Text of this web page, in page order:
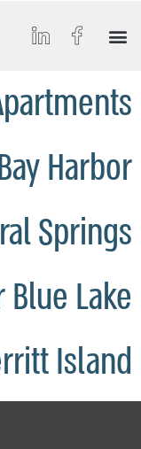
Harbor
Springs
Lake
Island